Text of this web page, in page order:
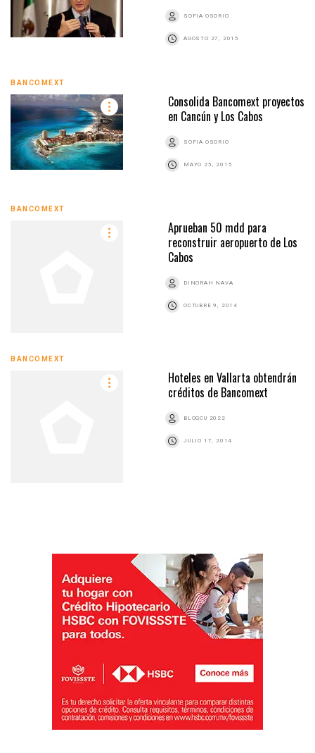
SOFIA OSORIO
AGOSTO 27, 2015
BANCOMEXT
Consolida Bancomext proyectos
en Cancún y Los Cabos
SOFIA OSORIO
MAYO 25, 2015
BANCOMEXT
Aprueban 50 mdd para
reconstruir aeropuerto de Los
Cabos
DINORAH NAVA
OCTUBRE 9, 2014
BANCOMEXT
Hoteles en Vallarta obtendrán
créditos de Bancomext
BLOGCU 2022
JULIO 17, 2014